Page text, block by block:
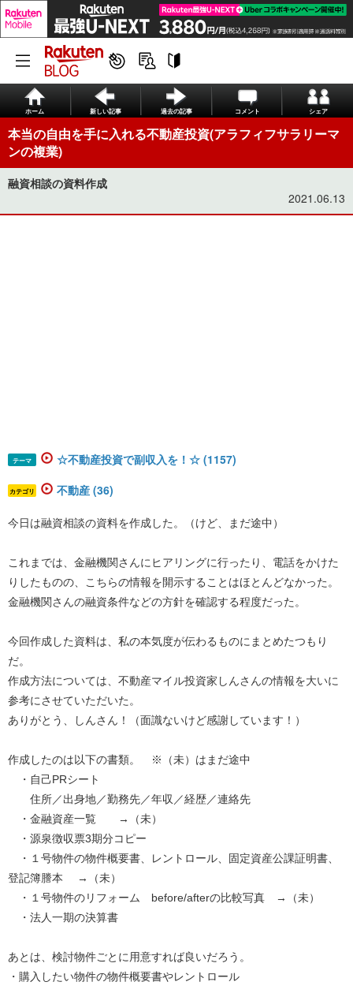
ホーム 新しい記事 過去の記事 コメント シェア
本当の自由を手に入れる不動産投資(アラフィフサラリーマ
ンの複業)
融資相談の資料作成
2021.06.13
テーマ ☆不動産投資で副収入を！☆ (1157)
カテゴリ 不動産 (36)
今日は融資相談の資料を作成した。（けど、まだ途中）
これまでは、金融機関さんにヒアリングに行ったり、電話をかけた
りしたものの、こちらの情報を開示することはほとんどなかった。
金融機関さんの融資条件などの方針を確認する程度だった。
今回作成した資料は、私の本気度が伝わるものにまとめたつもり
だ。
作成方法については、不動産マイル投資家しんさんの情報を大いに
参考にさせていただいた。
ありがとう、しんさん！（面識ないけど感謝しています！）
作成したのは以下の書類。 ※（未）はまだ途中
・自己PRシート
住所／出⾝地／勤務先／年収／経歴／連絡先
・⾦融資産⼀覧 →（未）
・源泉徴収票3期分コピー
・１号物件の物件概要書、レントロール、固定資産公課証明書、
登記簿謄本 →（未）
・１号物件のリフォーム before/afterの比較写真 →（未）
・法人一期の決算書
あとは、検討物件ごとに用意すれば良いだろう。
・購⼊したい物件の物件概要書やレントロール